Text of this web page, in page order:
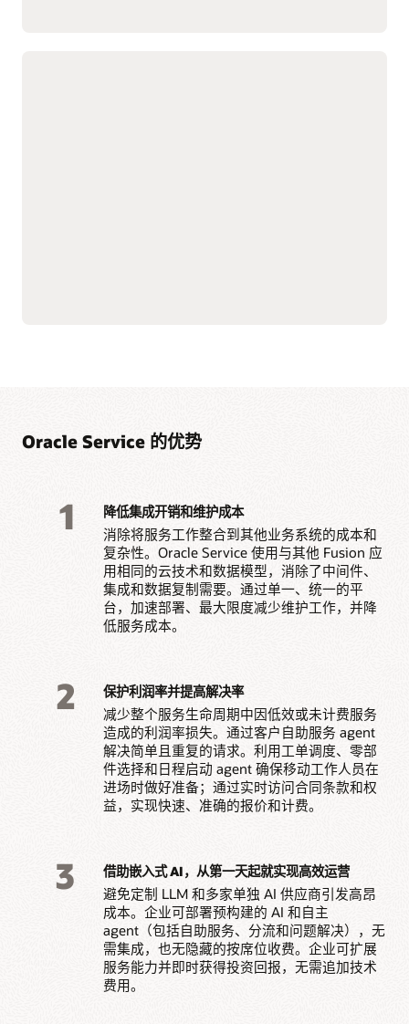
Oracle Service 的优势
1 降低集成开销和维护成本
消除将服务工作整合到其他业务系统的成本和
复杂性。Oracle Service 使用与其他 Fusion 应
用相同的云技术和数据模型，消除了中间件、
集成和数据复制需要。通过单一、统一的平
台，加速部署、最大限度减少维护工作，并降
低服务成本。
2 保护利润率并提高解决率
减少整个服务生命周期中因低效或未计费服务
造成的利润率损失。通过客户自助服务 agent
解决简单且重复的请求。利用工单调度、零部
件选择和日程启动 agent 确保移动工作人员在
进场时做好准备；通过实时访问合同条款和权
益，实现快速、准确的报价和计费。
3 借助嵌入式 AI，从第一天起就实现高效运营
避免定制 LLM 和多家单独 AI 供应商引发高昂
成本。企业可部署预构建的 AI 和自主
agent（包括自助服务、分流和问题解决），无
需集成，也无隐藏的按席位收费。企业可扩展
服务能力并即时获得投资回报，无需追加技术
费用。